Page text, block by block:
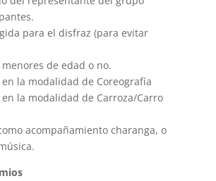
para el disfraz (para evitar
de edad o no.
la modalidad de Coreografía
la modalidad de Carroza/Carro
acompañamiento charanga, o